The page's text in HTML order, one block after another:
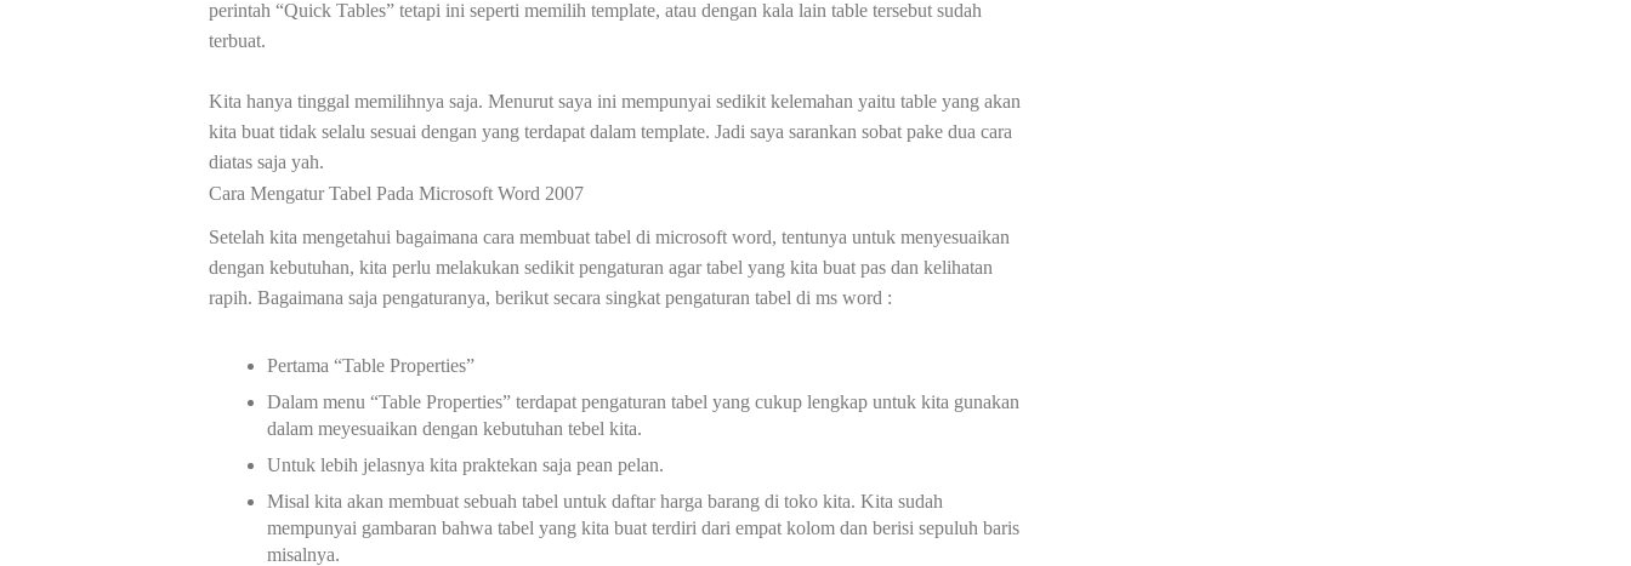
perintah “Quick Tables” tetapi ini seperti memilih template, atau dengan kala lain table tersebut sudah
terbuat.
Kita hanya tinggal memilihnya saja. Menurut saya ini mempunyai sedikit kelemahan yaitu table yang akan
kita buat tidak selalu sesuai dengan yang terdapat dalam template. Jadi saya sarankan sobat pake dua cara
diatas saja yah.
Cara Mengatur Tabel Pada Microsoft Word 2007
Setelah kita mengetahui bagaimana cara membuat tabel di microsoft word, tentunya untuk menyesuaikan
dengan kebutuhan, kita perlu melakukan sedikit pengaturan agar tabel yang kita buat pas dan kelihatan
rapih. Bagaimana saja pengaturanya, berikut secara singkat pengaturan tabel di ms word :
Pertama “Table Properties”
Dalam menu “Table Properties” terdapat pengaturan tabel yang cukup lengkap untuk kita gunakan
dalam meyesuaikan dengan kebutuhan tebel kita.
Untuk lebih jelasnya kita praktekan saja pean pelan.
Misal kita akan membuat sebuah tabel untuk daftar harga barang di toko kita. Kita sudah
mempunyai gambaran bahwa tabel yang kita buat terdiri dari empat kolom dan berisi sepuluh baris
misalnya.